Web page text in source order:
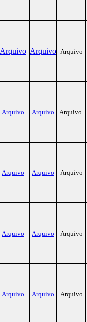
Arquivo Arquivo Arquivo
Arquivo Arquivo Arquivo
Arquivo Arquivo Arquivo
Arquivo Arquivo Arquivo
Arquivo Arquivo Arquivo